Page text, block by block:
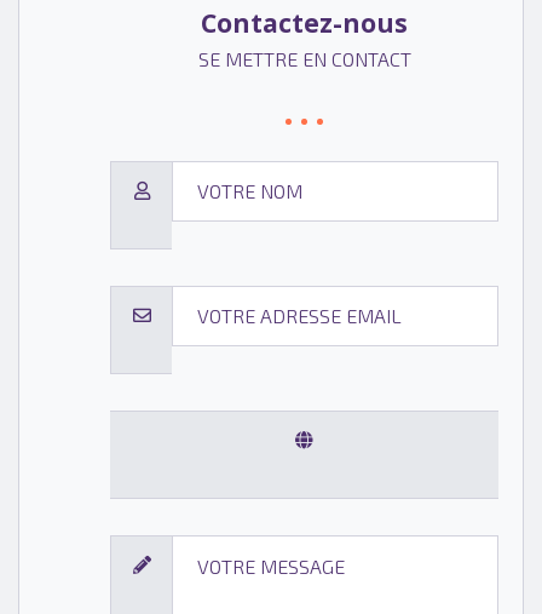
Contactez-nous
SE METTRE EN CONTACT